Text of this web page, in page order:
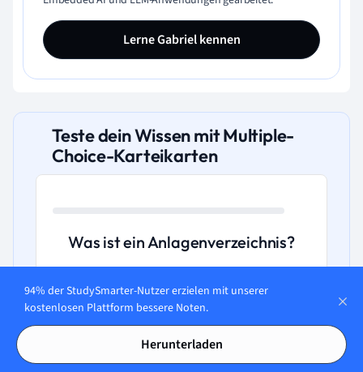
Lerne Gabriel kennen
Teste dein Wissen mit Multiple-
Choice-Karteikarten
Was ist ein Anlagenverzeichnis?
A. Ein Verzeichnis aller Kunden eines
Unternehmens.
B. Eine Sammlung internationaler Märkte.
94% der StudySmarter-Nutzer erzielen mit unserer
kostenlosen Plattform bessere Noten.
Herunterladen